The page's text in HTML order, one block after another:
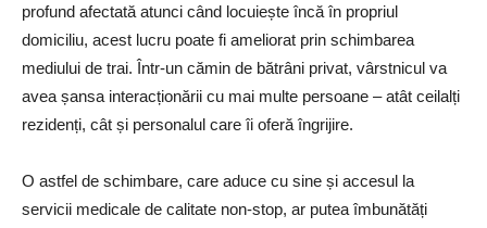
profund afectată atunci când locuiește încă în propriul
domiciliu, acest lucru poate fi ameliorat prin schimbarea
mediului de trai. Într-un cămin de bătrâni privat, vârstnicul va
avea șansa interacționării cu mai multe persoane – atât ceilalți
rezidenți, cât și personalul care îi oferă îngrijire.
O astfel de schimbare, care aduce cu sine și accesul la
servicii medicale de calitate non-stop, ar putea îmbunătăți